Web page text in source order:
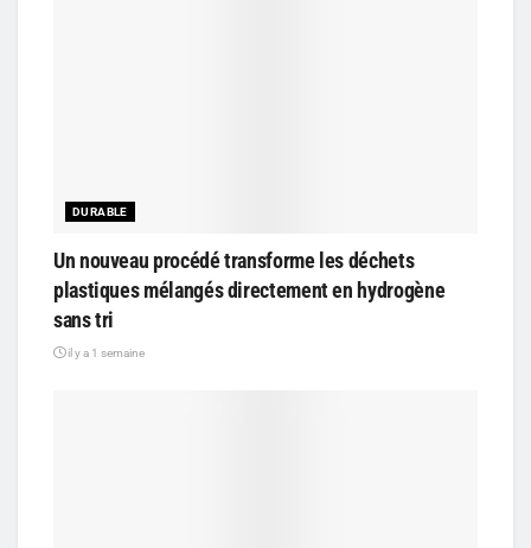
DURABLE
Un nouveau procédé transforme les déchets
plastiques mélangés directement en hydrogène
sans tri
il y a 1 semaine